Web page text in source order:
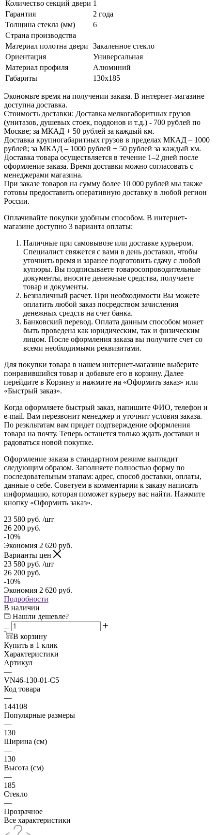
Количество секций двери 1
Гарантия
2 года
Толщина стекла (мм)
6
Страна производства
Материал полотна двери
Закаленное стекло
Ориентация
Универсальная
Материал профиля
Алюминий
Габариты
130x185
Экономьте время на получении заказа. В интернет-магазине
доступна доставка.
Стоимость доставки: Доставка мелкогаборитных грузов
(унитазов, душевых стоек, поддонов и т.д.) - 700 рублей по
Москве; за МКАД + 50 рублей за каждый км.
Доставка крупногабаритных грузов в пределах МКАД – 1000
рублей; за МКАД – 1000 рублей + 50 рублей за каждый км.
Доставка товара осуществляется в течение 1–2 дней после
оформление заказа. Время доставки можно согласовать с
менеджерами магазина.
При заказе товаров на сумму более 10 000 рублей мы также
готовы предоставить оперативную доставку в любой регион
России.
Оплачивайте покупки удобным способом. В интернет-
магазине доступно 3 варианта оплаты:
Наличные при самовывозе или доставке курьером.
Специалист свяжется с вами в день доставки, чтобы
уточнить время и заранее подготовить сдачу с любой
купюры. Вы подписываете товаросопроводительные
документы, вносите денежные средства, получаете
товар и документы.
Безналичный расчет. При необходимости Вы можете
оплатить любой заказ посредством зачисления
денежных средств на счет банка.
Банковский перевод. Оплата данным способом может
быть проведена как юридическим, так и физическим
лицом. После оформления заказа вы получите счет со
всеми необходимыми реквизитами.
Для покупки товара в нашем интернет-магазине выберите
понравившийся товар и добавьте его в корзину. Далее
перейдите в Корзину и нажмите на «Оформить заказ» или
«Быстрый заказ».
Когда оформляете быстрый заказ, напишите ФИО, телефон и
e-mail. Вам перезвонит менеджер и уточнит условия заказа.
По резкльтатам вам придет подтверждение оформления
товара на почту. Теперь останется только ждать доставки и
радоваться новой покупке.
Оформление заказа в стандартном режиме выглядит
следующим образом. Заполняете полностью форму по
последовательным этапам: адрес, способ доставки, оплаты,
данные о себе. Советуем в комментарии к заказу написать
информацию, которая поможет курьеру вас найти. Нажмите
кнопку «Оформить заказ».
23 580 руб. /шт
26 200 руб.
-10%
Экономия 2 620 руб.
Варианты цен
23 580 руб. /шт
26 200 руб.
-10%
Экономия 2 620 руб.
Подробности
В наличии
Нашли дешевле?
В корзину
Купить в 1 клик
Характеристики
Артикул
—
VN46-130-01-C5
Код товара
—
144108
Популярные размеры
—
130
Ширина (см)
—
130
Высота (см)
—
185
Стекло
—
Прозрачное
Все характеристики